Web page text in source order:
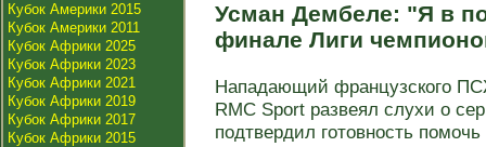
Кубок Америки 2015
Кубок Америки 2011
Кубок Африки 2025
Кубок Африки 2023
Кубок Африки 2021
Кубок Африки 2019
Кубок Африки 2017
Кубок Африки 2015
Усман Дембеле: "Я в
финале Лиги
Нападающий французского
RMC Sport развеял слухи о
подтвердил готовность